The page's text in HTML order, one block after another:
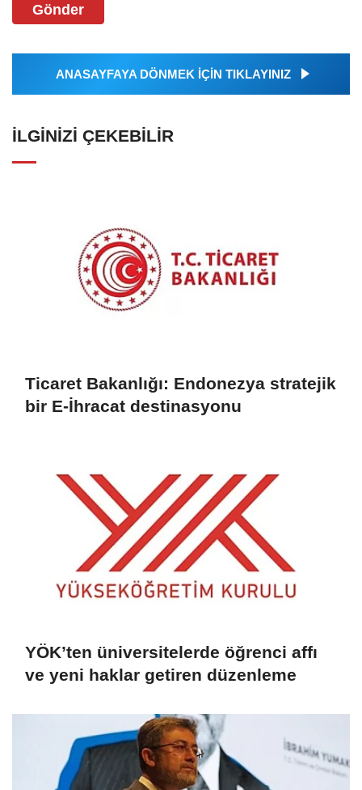
Gönder
ANASAYFAYA DÖNMEK İÇİN TIKLAYINIZ
İLGINIZI ÇEKEBILIR
Ticaret Bakanlığı: Endonezya stratejik
bir E-İhracat destinasyonu
YÖK’ten üniversitelerde öğrenci affı
ve yeni haklar getiren düzenleme